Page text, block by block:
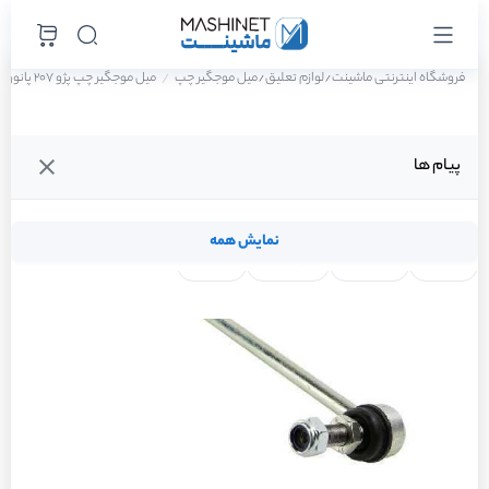
پیام ها
نمایش همه
فروشگاه اینترنتی ماشینت/لوازم تعلیق/میل موجگیر چپ میل موجگیر چپ پژو 207 پانوراما اتوماتیک TU5P سال 1401